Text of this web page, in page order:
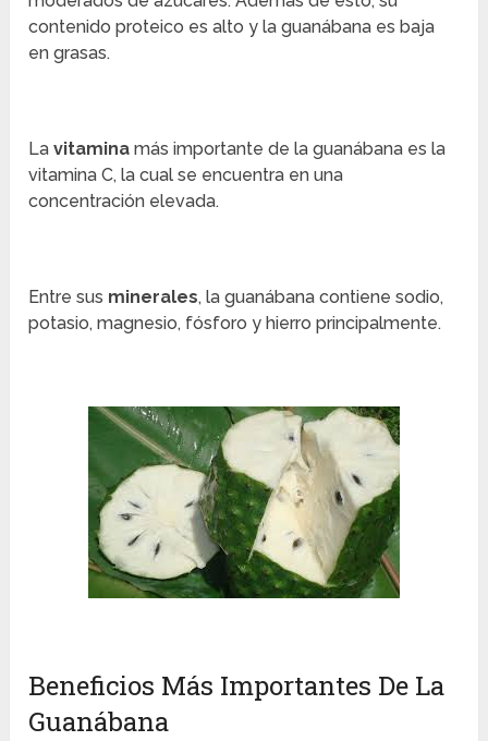
contenido proteico es alto y la guanábana es baja
en grasas.
Lavitamina más importante de la guanábana es la
vitamina C, la cual se encuentra en una
concentración elevada.
Entre sus minerales, la guanábana contiene sodio,
potasio, magnesio, fósforo y hierro principalmente.
Beneficios Más Importantes De La
Guanábana